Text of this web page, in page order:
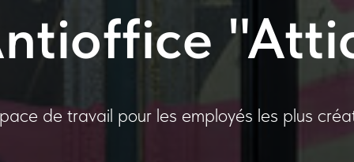
de travail pour les employés les plus